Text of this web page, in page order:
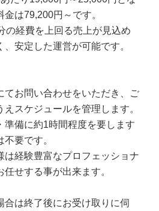
は79,200円～です。
の経費を上回る売上が見込め
安定した運営が可能です。
てお問い合わせをいただき、ご
スケジュールを管理します。
準備に約1時間程度を要します
要です。
は経験豊富なプロフェッショナ
せする事が出来ます。
合は終了後にお受け取りに伺